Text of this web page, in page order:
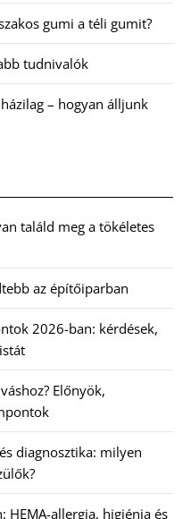
gumi a téli gumit?
tudnivalók
– hogyan álljunk
találd meg a tökéletes
az építőiparban
2026-ban: kérdések,
Előnyök,
diagnosztika: milyen
HEMA-allergia, higiénia és